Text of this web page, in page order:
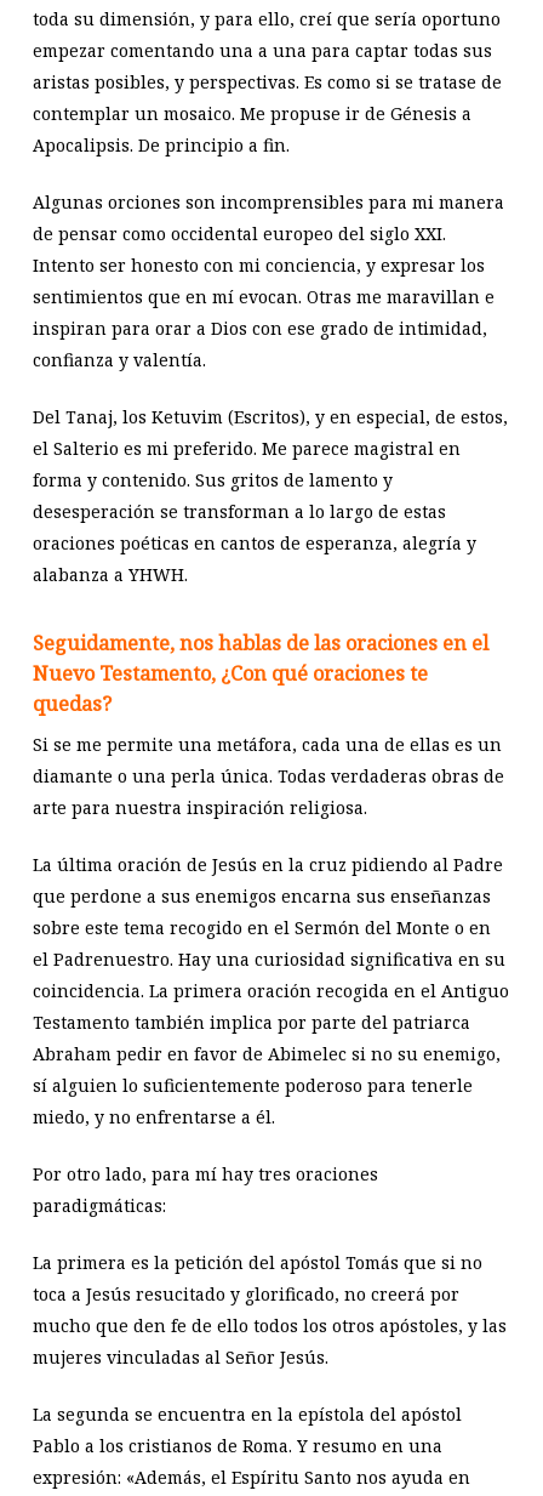
toda su dimensión, y para ello, creí que sería oportuno
empezar comentando una a una para captar todas sus
aristas posibles, y perspectivas. Es como si se tratase de
contemplar un mosaico. Me propuse ir de Génesis a
Apocalipsis. De principio a fin.
Algunas orciones son incomprensibles para mi manera
de pensar como occidental europeo del siglo XXI.
Intento ser honesto con mi conciencia, y expresar los
sentimientos que en mí evocan. Otras me maravillan e
inspiran para orar a Dios con ese grado de intimidad,
confianza y valentía.
Del Tanaj, los Ketuvim (Escritos), y en especial, de estos,
el Salterio es mi preferido. Me parece magistral en
forma y contenido. Sus gritos de lamento y
desesperación se transforman a lo largo de estas
oraciones poéticas en cantos de esperanza, alegría y
alabanza a YHWH.
Seguidamente, nos hablas de las oraciones en el
Nuevo Testamento, ¿Con qué oraciones te
quedas?
Si se me permite una metáfora, cada una de ellas es un
diamante o una perla única. Todas verdaderas obras de
arte para nuestra inspiración religiosa.
La última oración de Jesús en la cruz pidiendo al Padre
que perdone a sus enemigos encarna sus enseñanzas
sobre este tema recogido en el Sermón del Monte o en
el Padrenuestro. Hay una curiosidad significativa en su
coincidencia. La primera oración recogida en el Antiguo
Testamento también implica por parte del patriarca
Abraham pedir en favor de Abimelec si no su enemigo,
sí alguien lo suficientemente poderoso para tenerle
miedo, y no enfrentarse a él.
Por otro lado, para mí hay tres oraciones
paradigmáticas:
La primera es la petición del apóstol Tomás que si no
toca a Jesús resucitado y glorificado, no creerá por
mucho que den fe de ello todos los otros apóstoles, y las
mujeres vinculadas al Señor Jesús.
La segunda se encuentra en la epístola del apóstol
Pablo a los cristianos de Roma. Y resumo en una
expresión: «Además, el Espíritu Santo nos ayuda en